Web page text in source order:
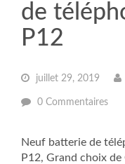
de
P12
juillet 29, 2019
0 Commentaires
Neuf batterie de
P12, Grand choix